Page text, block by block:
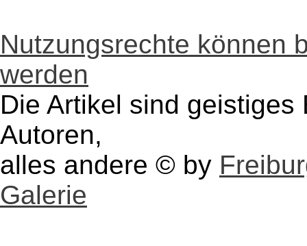
Nutzungsrechte können
werden
Die Artikel sind
Autoren,
alles andere © by
Galerie